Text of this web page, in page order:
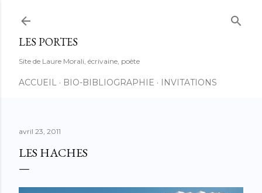
LES PORTES
Site de Laure Morali, écrivaine, poète
ACCUEIL BIO-BIBLIOGRAPHIE INVITATIONS
avril 23, 2011
LES HACHES